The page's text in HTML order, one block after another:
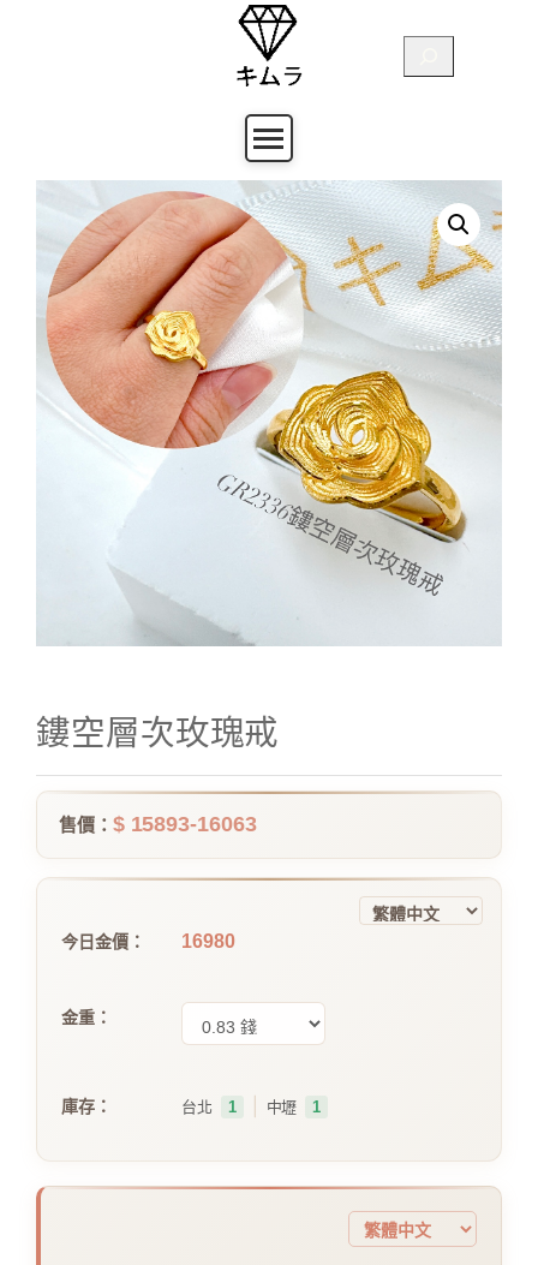
尋
鏤空層次玫瑰戒
售價： $ 15893-16063
今日金價： 16980
金重：
庫存： 台北 1 中壢 1